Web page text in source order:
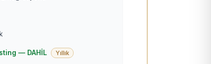
— DAHİL Yıllık